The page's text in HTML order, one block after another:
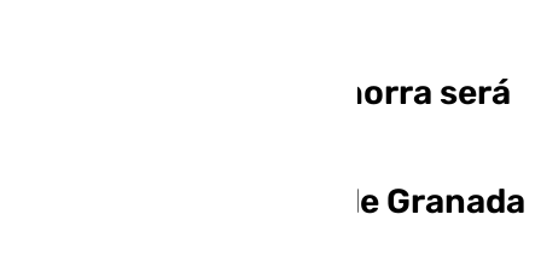
El castillo de La Calahorra será
aniversario Festival de Granada